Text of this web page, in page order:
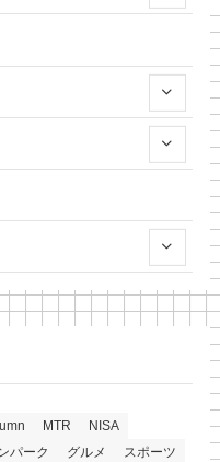
MTR
NISA
パーク グルメ
スポーツ